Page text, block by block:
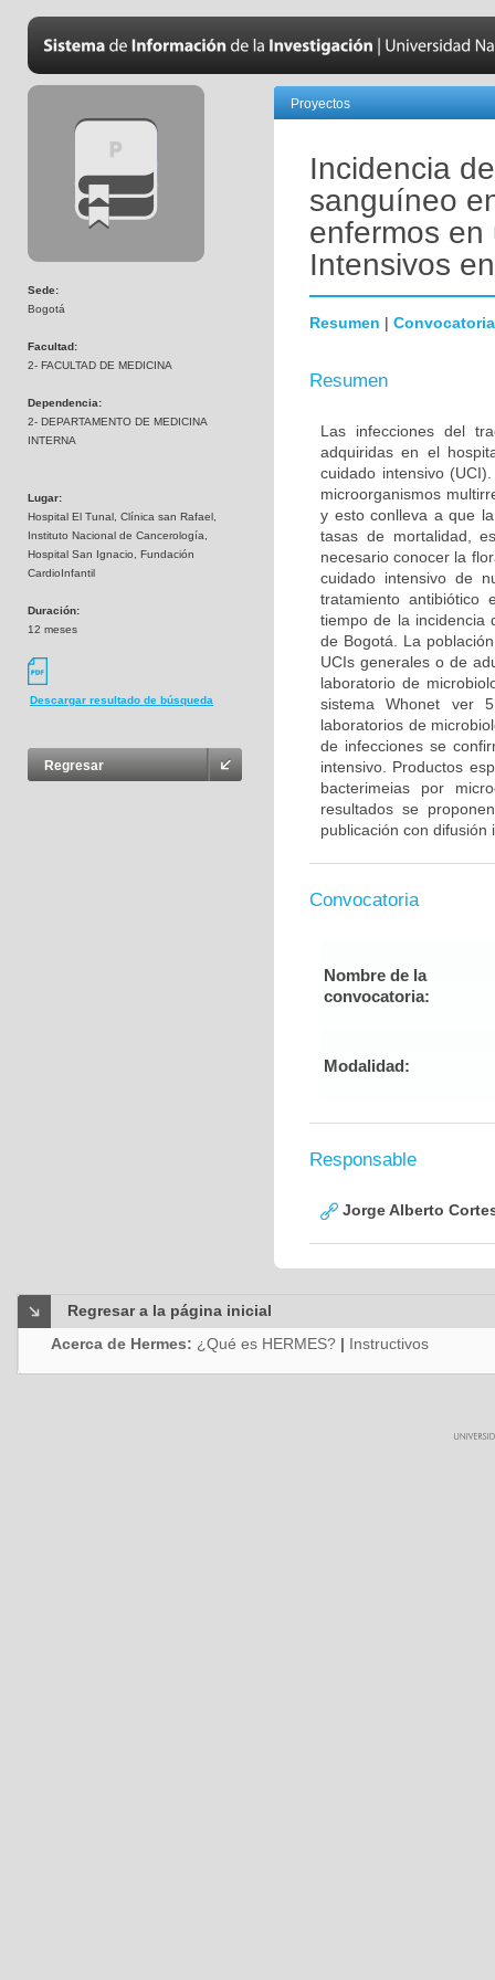
Sede:
Bogotá
Facultad:
2- FACULTAD DE MEDICINA
Dependencia:
2- DEPARTAMENTO DE MEDICINA
INTERNA
Lugar:
Hospital El Tunal, Clínica san Rafael,
Instituto Nacional de Cancerología,
Hospital San Ignacio, Fundación
CardioInfantil
Duración:
12 meses
Descargar resultado de búsqueda
Regresar
Proyectos
Incidencia
sanguíneo
enfermos
Intensivos
Resumen | Convocatoria
Resumen
Las infecciones del
adquiridas en el
cuidado intensivo
microorganismos
y esto conlleva a que
tasas de mortalidad,
necesario conocer la
cuidado intensivo de
tratamiento antibiótico
tiempo de la incidencia
de Bogotá. La
UCIs generales o de
laboratorio de
sistema Whonet ver
laboratorios de
de infecciones se
intensivo. Productos
bacterimeias por
resultados se
publicación con
Convocatoria
Nombre de la
convocatoria:
Modalidad:
Responsable
Jorge Alberto
Regresar a la página inicial
Acerca de Hermes: ¿Qué es HERMES? | Instructivos